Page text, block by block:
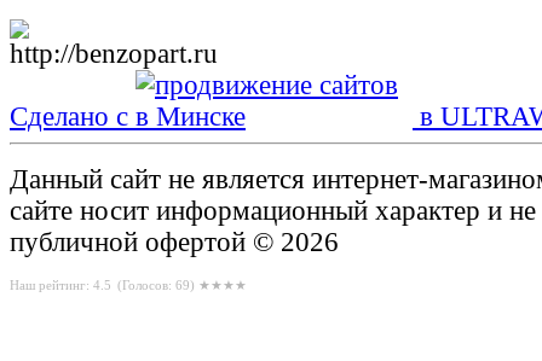
Сделано с в
Данный сайт не является интернет-
сайте носит информационный характер и не
публичной офертой © 2026
Наш рейтинг: 4.5 (Голосов: 69) ★★★★